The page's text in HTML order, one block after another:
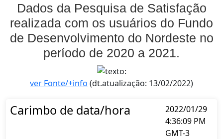
Dados da Pesquisa de Satisfação
realizada com os usuários do Fundo
de Desenvolvimento do Nordeste no
período de 2020 a 2021.
ver Fonte/+info (dt.atualização: 13/02/2022)
Carimbo de data/hora
2022/01/29
4:36:09 PM
GMT-3